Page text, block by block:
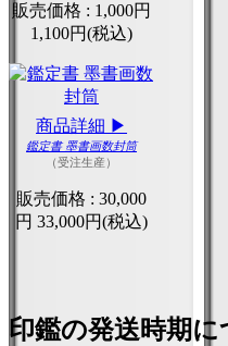
販売価格 : 1,000円
1,100円(税込)
商品詳細 ▶
鑑定書 墨書画数封筒
（受注生産）
販売価格 :30,000
円 33,000円(税込)
印鑑の発送時期に